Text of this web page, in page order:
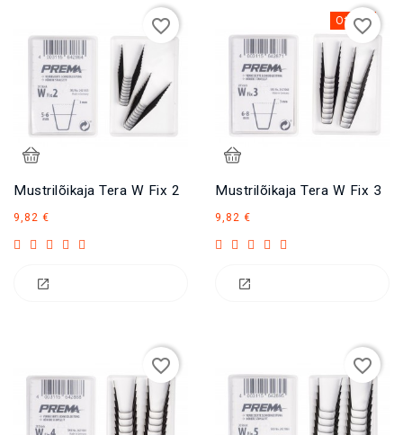
Mustrilõikaja Tera W Fix 2
9,82 €
favorite_border Otsas
Mustrilõikaja Tera W Fix 3
9,82 €
favorite_border
favorite_border favorite_border